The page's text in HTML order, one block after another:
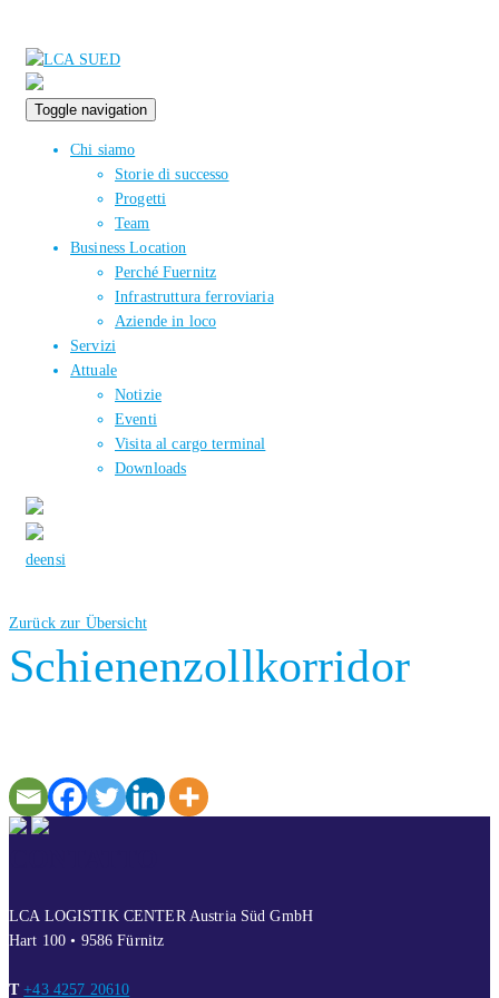
Toggle navigation
Chi siamo
Storie di successo
Progetti
Team
Business Location
Perché Fuernitz
Infrastruttura ferroviaria
Aziende in loco
Servizi
Attuale
Notizie
Eventi
Visita al cargo terminal
Downloads
deensi
Zurück zur Übersicht
Schienenzollkorridor
LCA LOGISTIK CENTER Austria Süd GmbH
Hart 100 • 9586 Fürnitz
T +43 4257 20610